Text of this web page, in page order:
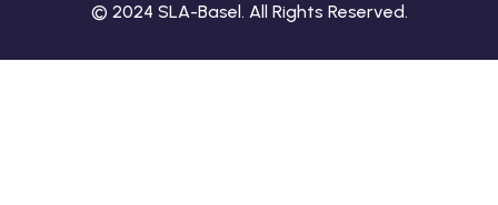
© 2024 SLA-Basel. All Rights Reserved.​